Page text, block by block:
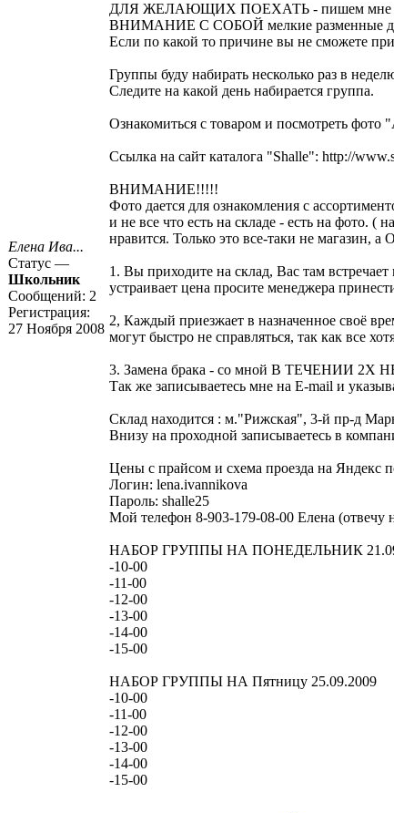
Елена Ива...
Статус —
Школьник
Сообщений: 2
Регистрация:
27 Ноября 2008
ДЛЯ ЖЕЛАЮЩИХ ПОЕХАТЬ - пишем мне
ВНИМАНИЕ С СОБОЙ мелкие разменные
Если по какой то причине вы не сможете
Группы буду набирать несколько раз в
Следите на какой день набирается группа.
Ознакомиться с товаром и посмотреть фото
Ссылка на сайт каталога "Shalle": http://
ВНИМАНИЕ!!!!!
Фото дается для ознакомления с
и не все что есть на складе - есть на фото. (
нравится. Только это все-таки не
1. Вы приходите на склад, Вас там
устраивает цена просите менеджера
2, Каждый приезжает в назначенное своё
могут быстро не справляться, так как все
3. Замена брака - со мной В ТЕЧЕНИИ
Так же записываетесь мне на E-mail и
Склад находится : м."Рижская", 3-й пр-д
Внизу на проходной записываетесь в
Цены с прайсом и схема проезда на Яндекс
Логин: lena.ivannikova
Пароль: shalle25
Мой телефон 8-903-179-08-00 Елена (отвечу
НАБОР ГРУППЫ НА ПОНЕДЕЛЬНИК
-10-00
-11-00
-12-00
-13-00
-14-00
-15-00
НАБОР ГРУППЫ НА Пятницу 25.09.2009
-10-00
-11-00
-12-00
-13-00
-14-00
-15-00